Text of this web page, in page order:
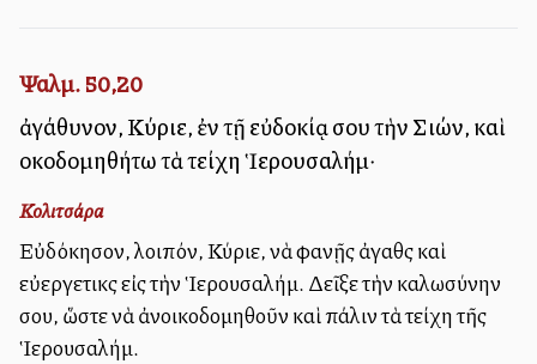
Ψαλμ. 50,20
ἀγάθυνον, Κύριε, ἐν τῇ εὐδοκίᾳ σου τὴν Σιών, καὶ
οἰκοδομηθήτω τὰ τείχη Ἱερουσαλήμ·
Κολιτσάρα
Εὐδόκησον, λοιπόν, Κύριε, νὰ φανῇς ἀγαθὸς καὶ
εὐεργετικὸς εἰς τὴν Ἱερουσαλήμ. Δεῖξε τὴν καλωσύνην
σου, ὥστε νὰ ἀνοικοδομηθοῦν καὶ πάλιν τὰ τείχη τῆς
Ἱερουσαλήμ.